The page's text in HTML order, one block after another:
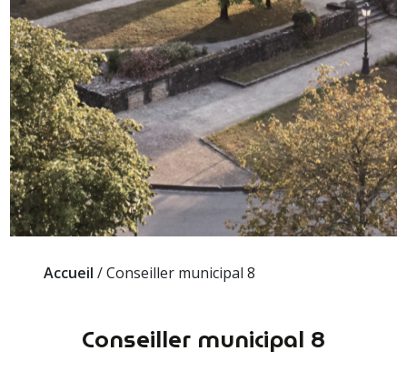
Accueil /Conseiller municipal 8
Conseiller municipal 8